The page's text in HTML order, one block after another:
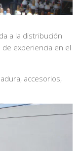
a la distribución
experiencia en el
accesorios,